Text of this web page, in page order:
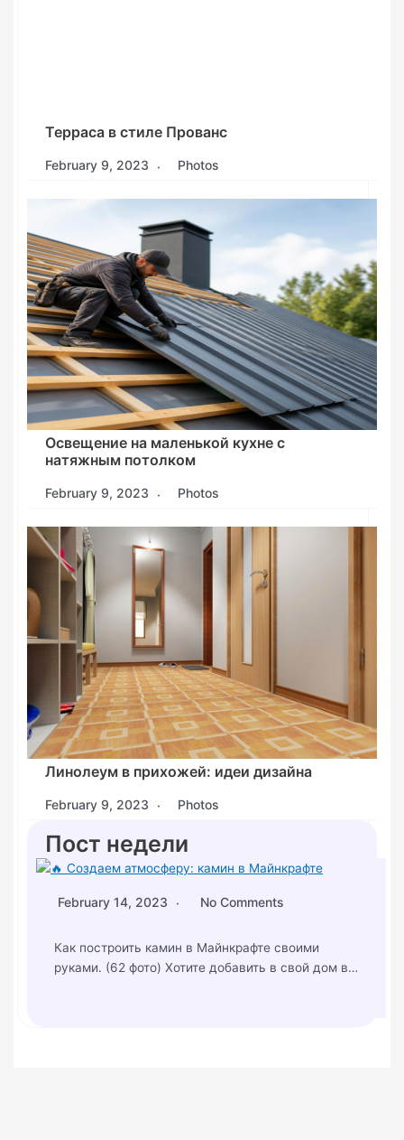
Терраса в стиле Прованс
February 9, 2023 Photos
Освещение на маленькой кухне с
натяжным потолком
February 9, 2023 Photos
Линолеум в прихожей: идеи дизайна
February 9, 2023 Photos
Пост недели
February 14, 2023 No Comments
Как построить камин в Майнкрафте своими
руками. (62 фото) Хотите добавить в свой дом в…